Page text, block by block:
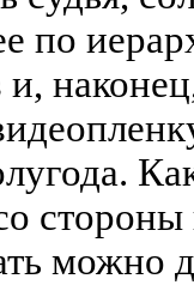
по
и,
можно